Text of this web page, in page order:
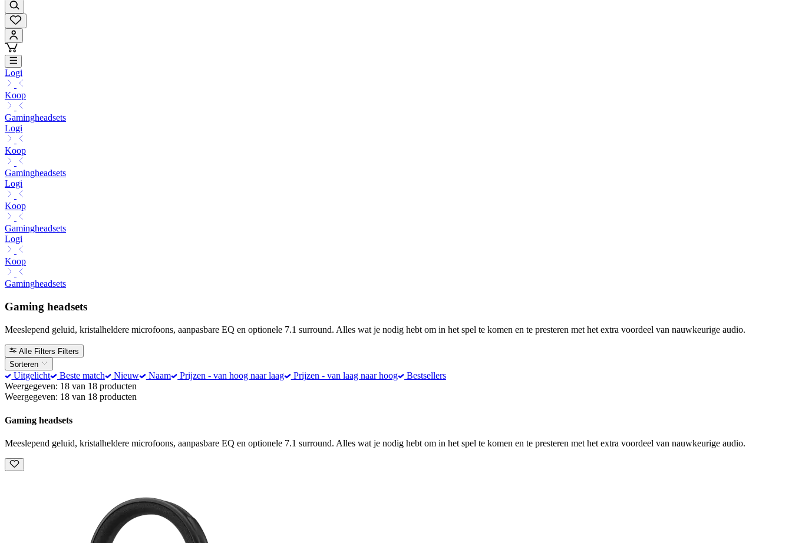
Logi
Koop
Gamingheadsets
Logi
Koop
Gamingheadsets
Logi
Koop
Gamingheadsets
Logi
Koop
Gamingheadsets
Gaming headsets
Meeslepend geluid, kristalheldere microfoons, aanpasbare EQ en optionele 7.1 surround. Alles wat je nodig hebt om in het spel te komen en te presteren met het extra voordeel van nauwkeurige audio.
Alle Filters Filters
Sorteren
Uitgelicht Beste match Nieuw Naam Prijzen - van hoog naar laag Prijzen - van laag naar hoog
Bestsellers
Weergegeven: 18 van 18 producten
Weergegeven: 18 van 18 producten
Gaming headsets
Meeslepend geluid, kristalheldere microfoons, aanpasbare EQ en optionele 7.1 surround. Alles wat je nodig hebt om in het spel te komen en te presteren met het extra voordeel van nauwkeurige audio.